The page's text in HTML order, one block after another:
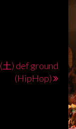
) def ground
(HipHop)